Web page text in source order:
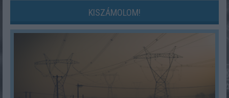
KISZÁMOLOM!